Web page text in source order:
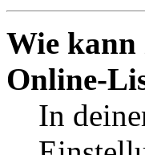
Wie kann
Online-
In